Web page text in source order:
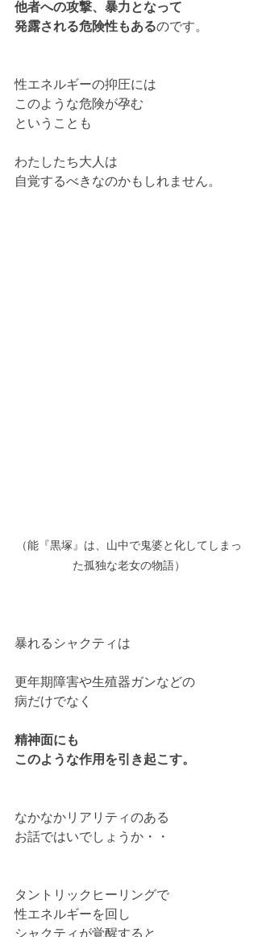
他者への攻撃、暴力となって
発露される危険性もあるのです。
性エネルギーの抑圧には
このような危険が孕む
ということも
わたしたち大人は
自覚するべきなのかもしれません。
（能『黒塚』は、山中で鬼婆と化してしまっ
た孤独な老女の物語）
暴れるシャクティは
更年期障害や生殖器ガンなどの
病だけでなく
精神面にも
このような作用を引き起こす。
なかなかリアリティのある
お話ではいでしょうか・・
タントリックヒーリングで
性エネルギーを回し
シャクティが覚醒すると